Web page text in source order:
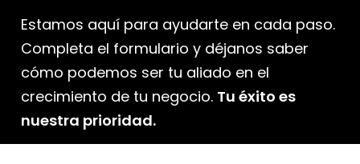
Estamos aquí para ayudarte en cada paso.
Completa el formulario y déjanos saber
cómo podemos ser tu aliado en el
crecimiento de tu negocio. Tu éxito es
nuestra prioridad.